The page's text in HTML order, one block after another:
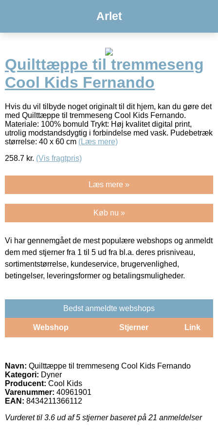
Arlet
Quilttæppe til tremmeseng
Cool Kids Fernando
Hvis du vil tilbyde noget originalt til dit hjem, kan du gøre det
med Quilttæppe til tremmeseng Cool Kids Fernando.
Materiale: 100% bomuld Trykt: Høj kvalitet digital print,
utrolig modstandsdygtig i forbindelse med vask. Pudebetræk
størrelse: 40 x 60 cm (Læs mere)
258.7 kr. (Vis fragtpris)
Læs mere »
Køb nu »
Vi har gennemgået de mest populære webshops og anmeldt
dem med stjerner fra 1 til 5 ud fra bl.a. deres prisniveau,
sortimentstørrelse, kundeservice, brugervenlighed,
betingelser, leveringsformer og betalingsmuligheder.
Bedst anmeldte webshops
Webshop Stjerner Link
Navn: Quilttæppe til tremmeseng Cool Kids Fernando
Kategori: Dyner
Producent: Cool Kids
Varenummer: 40961901
EAN: 8434211366112
Vurderet til 3.6 ud af 5 stjerner baseret på 21 anmeldelser